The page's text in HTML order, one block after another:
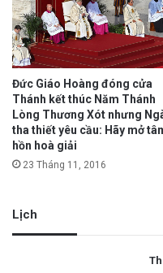
Đức Giáo Hoàng đóng cửa
Thánh kết thúc Năm Thánh
Lòng Thương Xót nhưng
tha thiết yêu cầu: Hãy mở
hồn hoà giải
23 Tháng 11, 2016
Lịch